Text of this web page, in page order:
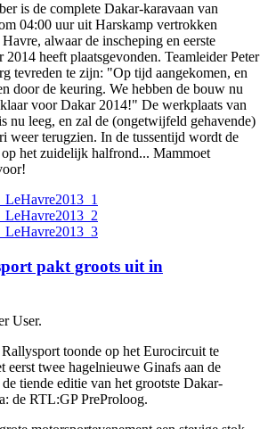
is de complete Dakar-karavaan van
04:00 uur uit Harskamp vertrokken
alwaar de inscheping en eerste
heeft plaatsgevonden. Teamleider Peter
tevreden te zijn: "Op tijd aangekomen, en
door de keuring. We hebben de bouw nu
voor Dakar 2014!" De werkplaats van
nu leeg, en zal de (ongetwijfeld gehavende)
weer terugzien. In de tussentijd wordt de
het zuidelijk halfrond... Mammoet
pakt groots uit in
User.
toonde op het Eurocircuit te
eerst twee hagelnieuwe Ginafs aan de
tiende editie van het grootste Dakar-
de RTL:GP PreProloog.